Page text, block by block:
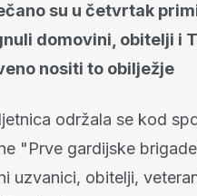
su u četvrtak
domovini, obitelji i
nositi to obilježje
održala se kod
"Prve gardijske
uzvanici, obitelji,